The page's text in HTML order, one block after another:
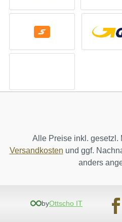
Alle Preise inkl. gesetzl.
Versandkosten und ggf.
anders
byOttscho IT